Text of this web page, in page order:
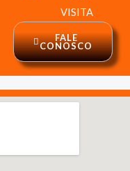
VISITA
FALE
CONOSCO